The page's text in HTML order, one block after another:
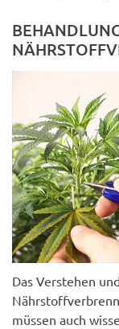
Das Verstehen
müssen auch